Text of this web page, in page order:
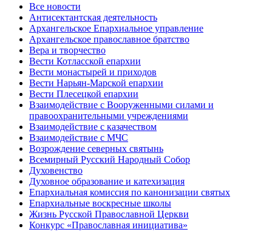
Все новости
Антисектантская деятельность
Архангельское Епархиальное управление
Архангельское православное братство
Вера и творчество
Вести Котласской епархии
Вести монастырей и приходов
Вести Нарьян-Марской епархии
Вести Плесецкой епархии
Взаимодействие с Вооруженными силами и
правоохранительными учреждениями
Взаимодействие с казачеством
Взаимодействие с МЧС
Возрождение северных святынь
Всемирный Русский Народный Собор
Духовенство
Духовное образование и катехизация
Епархиальная комиссия по канонизации святых
Епархиальные воскресные школы
Жизнь Русской Православной Церкви
Конкурс «Православная инициатива»